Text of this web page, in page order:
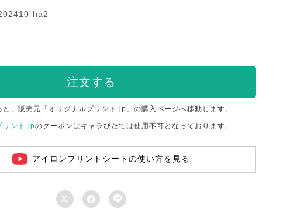
ha2
注文する
、販売元「オリジナルプリント.jp」の購入ページへ移動します。
リント.jpのクーポンはキャラぴたでは使用不可となっております。
アイロンプリントシートの使い方を見る
  